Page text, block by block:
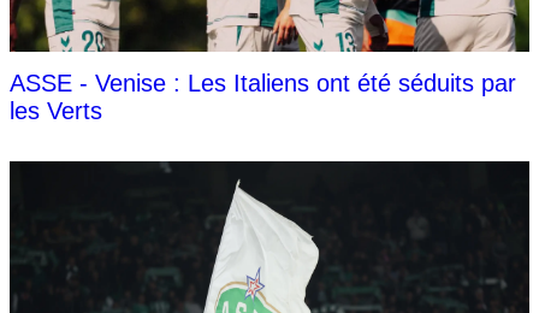
ASSE - Venise : Les Italiens ont été séduits par
les Verts